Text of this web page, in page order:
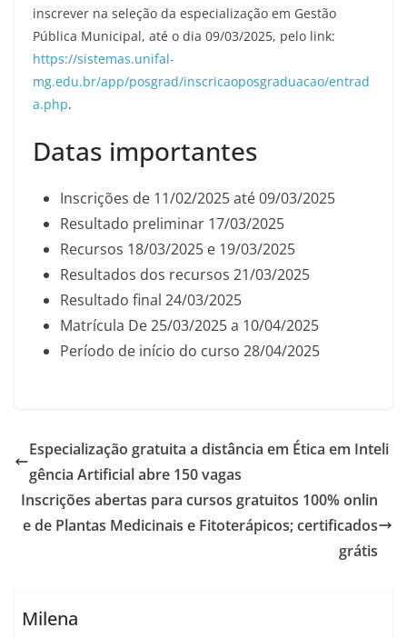
inscrever na seleção da especialização em Gestão
Pública Municipal, até o dia 09/03/2025, pelo link:
https://sistemas.unifal-
mg.edu.br/app/posgrad/inscricaoposgraduacao/entrad
a.php.
Datas importantes
Inscrições de 11/02/2025 até 09/03/2025
Resultado preliminar 17/03/2025
Recursos 18/03/2025 e 19/03/2025
Resultados dos recursos 21/03/2025
Resultado final 24/03/2025
Matrícula De 25/03/2025 a 10/04/2025
Período de início do curso 28/04/2025
Especialização gratuita a distância em Ética em Inteli
gência Artificial abre 150 vagas
Inscrições abertas para cursos gratuitos 100% onlin
e de Plantas Medicinais e Fitoterápicos; certificados
grátis
Milena